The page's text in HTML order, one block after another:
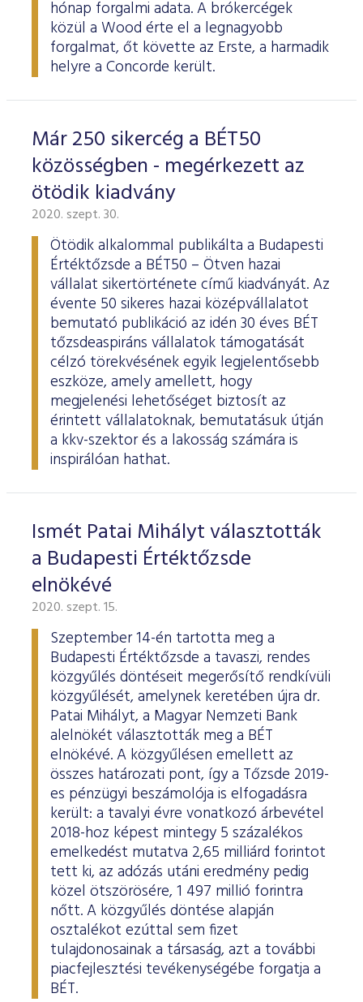
hónap forgalmi adata. A brókercégek
közül a Wood érte el a legnagyobb
forgalmat, őt követte az Erste, a harmadik
helyre a Concorde került.
Már 250 sikercég a BÉT50
közösségben - megérkezett az
ötödik kiadvány
2020. szept. 30.
Ötödik alkalommal publikálta a Budapesti
Értéktőzsde a BÉT50 – Ötven hazai
vállalat sikertörténete című kiadványát. Az
évente 50 sikeres hazai középvállalatot
bemutató publikáció az idén 30 éves BÉT
tőzsdeaspiráns vállalatok támogatását
célzó törekvésének egyik legjelentősebb
eszköze, amely amellett, hogy
megjelenési lehetőséget biztosít az
érintett vállalatoknak, bemutatásuk útján
a kkv-szektor és a lakosság számára is
inspirálóan hathat.
Ismét Patai Mihályt választották
a Budapesti Értéktőzsde
elnökévé
2020. szept. 15.
Szeptember 14-én tartotta meg a
Budapesti Értéktőzsde a tavaszi, rendes
közgyűlés döntéseit megerősítő rendkívüli
közgyűlését, amelynek keretében újra dr.
Patai Mihályt, a Magyar Nemzeti Bank
alelnökét választották meg a BÉT
elnökévé. A közgyűlésen emellett az
összes határozati pont, így a Tőzsde 2019-
es pénzügyi beszámolója is elfogadásra
került: a tavalyi évre vonatkozó árbevétel
2018-hoz képest mintegy 5 százalékos
emelkedést mutatva 2,65 milliárd forintot
tett ki, az adózás utáni eredmény pedig
közel ötszörösére, 1 497 millió forintra
nőtt. A közgyűlés döntése alapján
osztalékot ezúttal sem fizet
tulajdonosainak a társaság, azt a további
piacfejlesztési tevékenységébe forgatja a
BÉT.